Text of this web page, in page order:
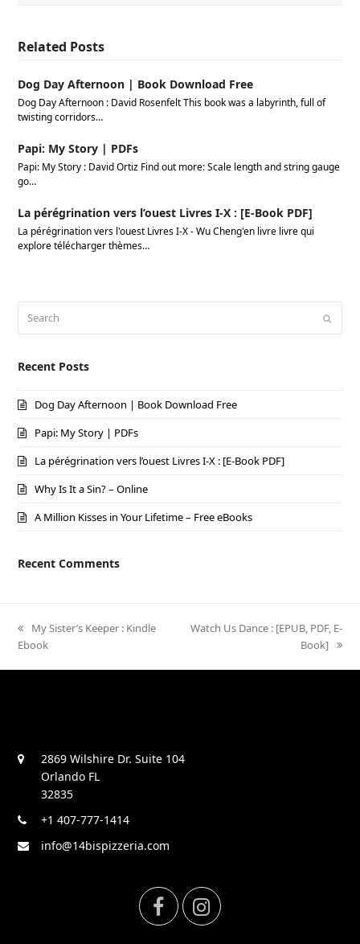
Related Posts
Dog Day Afternoon | Book Download Free
Dog Day Afternoon : David Rosenfelt This book was a labyrinth, full of
twisting corridors…
Papi: My Story | PDFs
Papi: My Story : David Ortiz Find out more: Scale length and string gauge
go…
La pérégrination vers l’ouest Livres I-X : [E-Book PDF]
La pérégrination vers l'ouest Livres I-X - Wu Cheng'en livre livre qui
explore télécharger thèmes…
Recent Posts
Dog Day Afternoon | Book Download Free
Papi: My Story | PDFs
La pérégrination vers l’ouest Livres I-X : [E-Book PDF]
Why Is It a Sin? – Online
A Million Kisses in Your Lifetime – Free eBooks
Recent Comments
previous
post:
My Sister’s Keeper : Kindle
Ebook
next
Watch Us Dance : [EPUB, PDF, E-
Book]
2869 Wilshire Dr. Suite 104
Orlando FL
32835
+1 407-777-1414
info@14bispizzeria.com
F